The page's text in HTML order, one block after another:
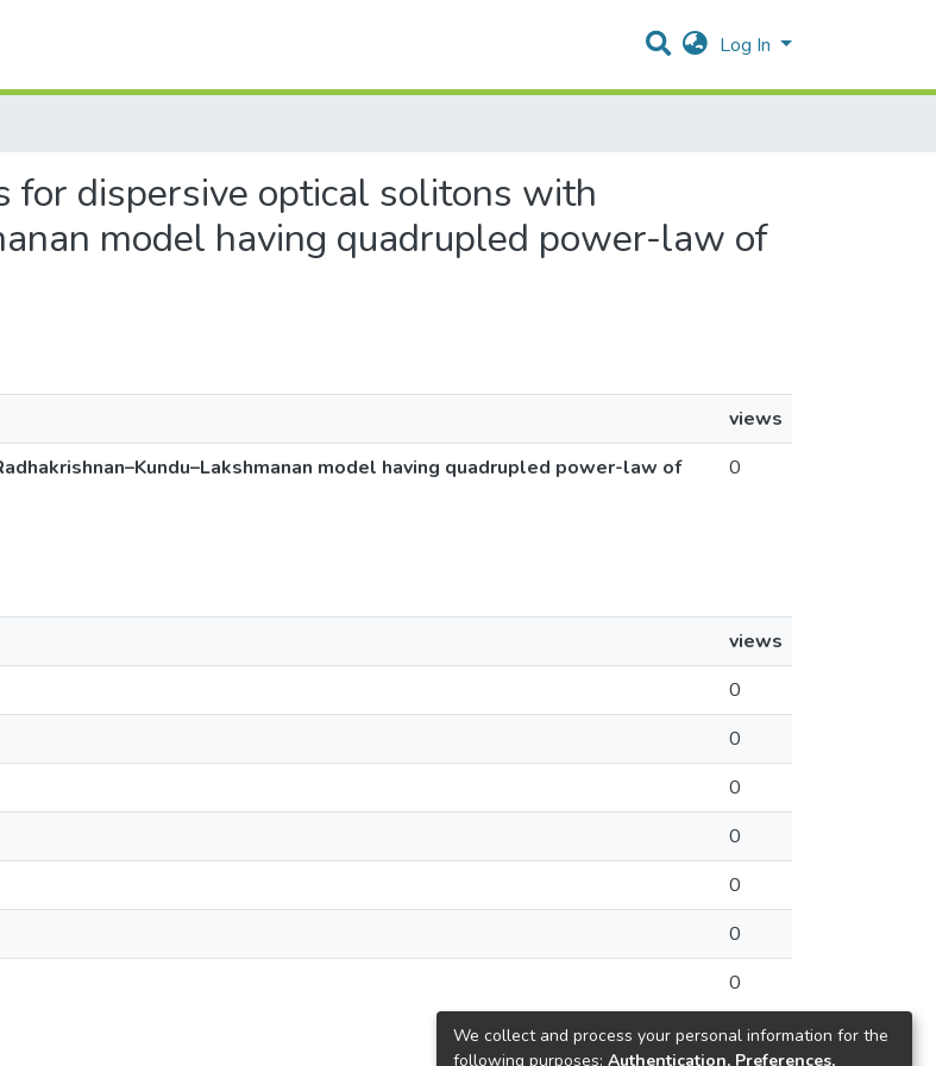
Log In
for dispersive optical solitons with
model having quadrupled power-law of
views
model having quadrupled power-law of
0
views
0
0
0
0
0
0
0
We collect and process your personal information for the
following purposes: Authentication, Preferences,